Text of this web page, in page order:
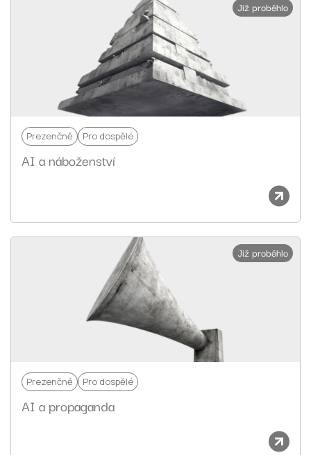
Již proběhlo
Prezenčně Pro dospělé
AI a náboženství
Již proběhlo
Prezenčně Pro dospělé
AI a propaganda​